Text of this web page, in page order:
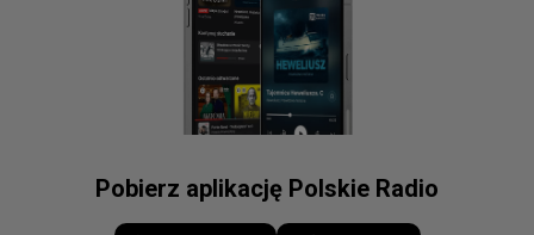
Pobierz aplikację Polskie Radio